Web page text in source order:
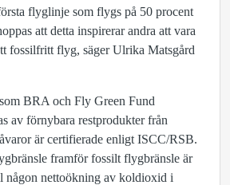
flyglinje som flygs på 50 procent
att detta inspirerar andra att vara
fossilfritt flyg, säger Ulrika Matsgård
BRA och Fly Green Fund
av förnybara restprodukter från
är certifierade enligt ISCC/RSB.
framför fossilt flygbränsle är
någon nettoökning av koldioxid i